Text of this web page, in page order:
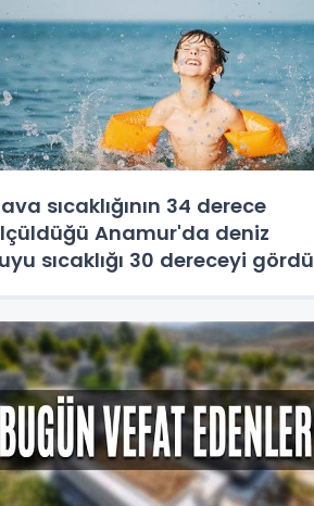
sıcaklığının 34 derece
Anamur'da deniz
sıcaklığı 30 dereceyi gördü